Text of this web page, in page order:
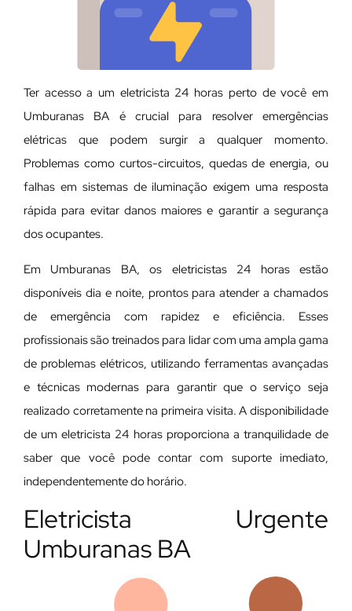
Ter acesso a um eletricista 24 horas perto de você em
Umburanas BA é crucial para resolver emergências
elétricas que podem surgir a qualquer momento.
Problemas como curtos-circuitos, quedas de energia, ou
falhas em sistemas de iluminação exigem uma resposta
rápida para evitar danos maiores e garantir a segurança
dos ocupantes.
Em Umburanas BA, os eletricistas 24 horas estão
disponíveis dia e noite, prontos para atender a chamados
de emergência com rapidez e eficiência. Esses
profissionais são treinados para lidar com uma ampla gama
de problemas elétricos, utilizando ferramentas avançadas
e técnicas modernas para garantir que o serviço seja
realizado corretamente na primeira visita. A disponibilidade
de um eletricista 24 horas proporciona a tranquilidade de
saber que você pode contar com suporte imediato,
independentemente do horário.
Eletricista Urgente
Umburanas BA